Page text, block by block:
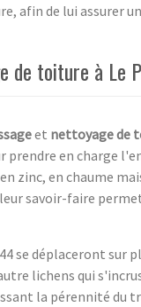
afin de lui assurer
de toiture à
et nettoyage de
prendre en charge
zinc, en chaume
savoir-faire
se déplaceront sur
lichens qui
la pérennité du